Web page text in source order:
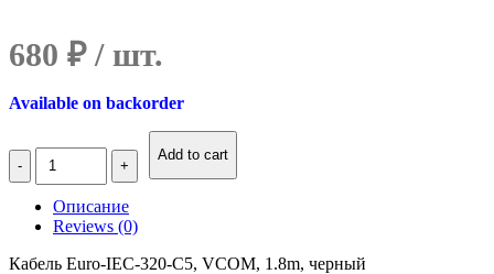
680 ₽
Available on backorder
Количество
Кабель
IEC-
320-
C5,
Add to cart
Описание
Reviews (0)
Кабель Euro-IEC-320-C5, VCOM, 1.8m, черный